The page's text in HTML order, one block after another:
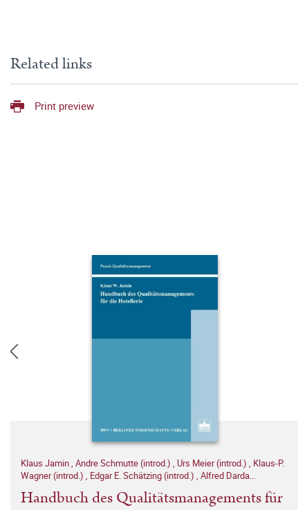
Related links
Print preview
Klaus Jamin, Andre Schmutte (introd.) , Urs Meier (introd.) , Klaus-P.
Wagner (introd.) , Edgar E. Schätzing (introd.) , Alfred Darda
Handbuch des Qualitätsmanagements für